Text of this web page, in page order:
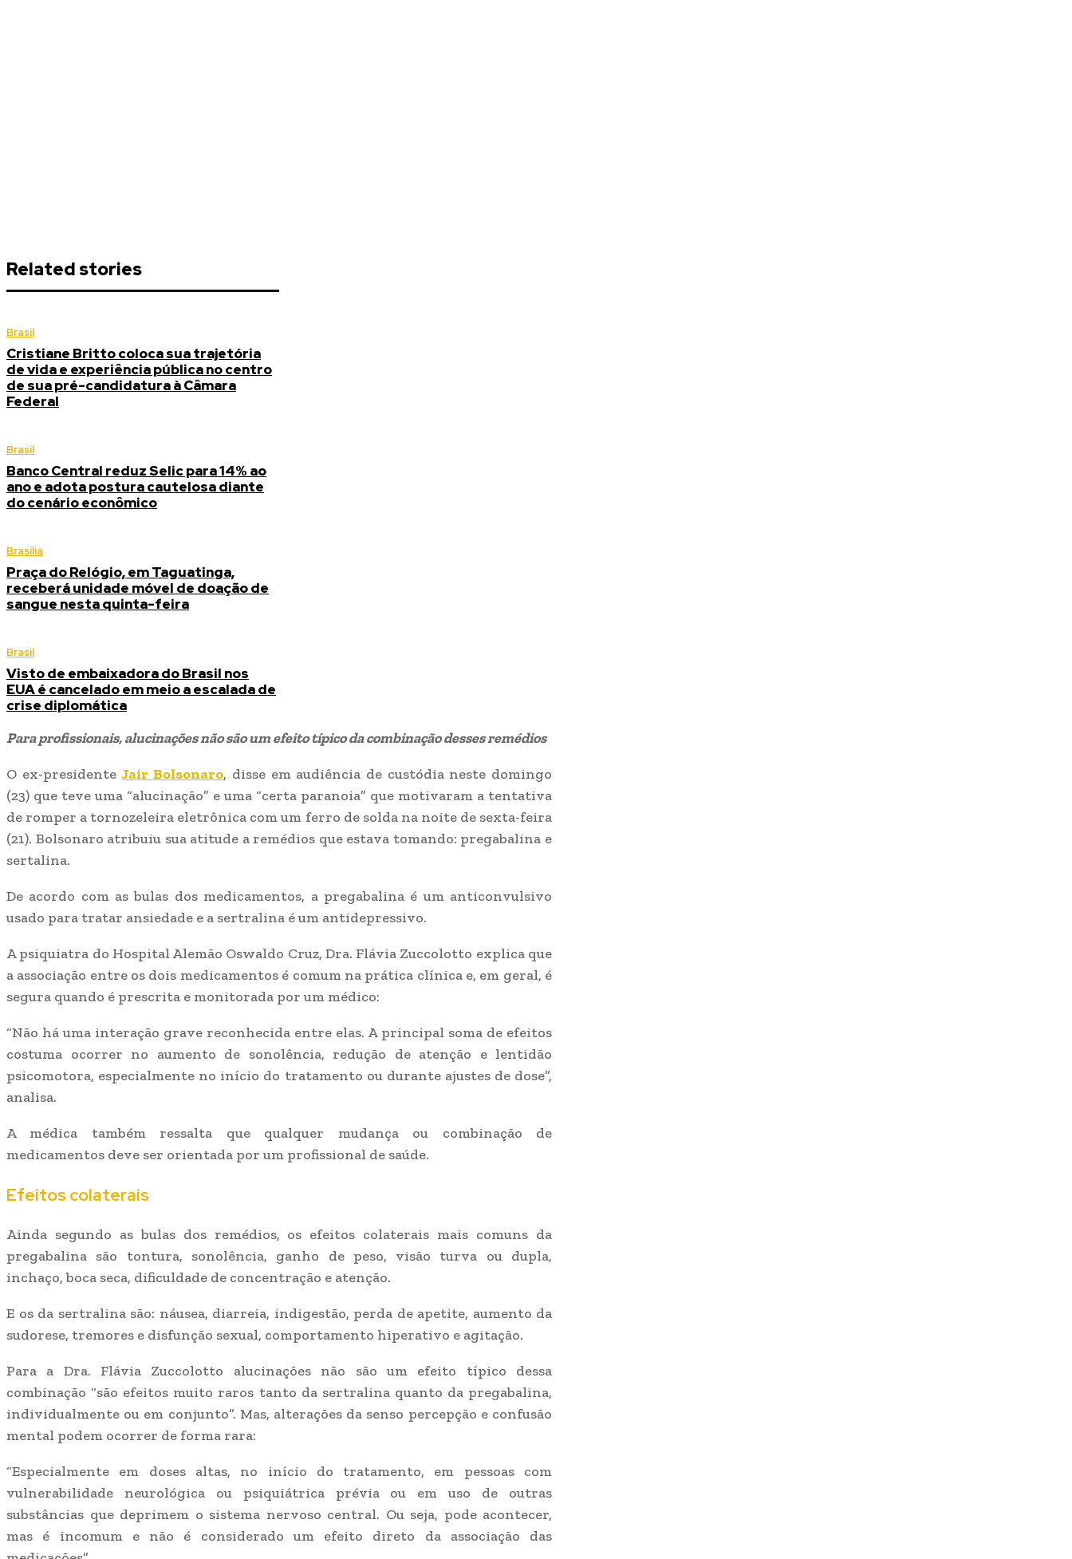
Related stories
Brasil
Cristiane Britto coloca sua trajetória
de vida e experiência pública no centro
de sua pré-candidatura à Câmara
Federal
Brasil
Banco Central reduz Selic para 14% ao
ano e adota postura cautelosa diante
do cenário econômico
Brasília
Praça do Relógio, em Taguatinga,
receberá unidade móvel de doação de
sangue nesta quinta-feira
Brasil
Visto de embaixadora do Brasil nos
EUA é cancelado em meio a escalada de
crise diplomática
Para profissionais, alucinações não são um efeito típico da combinação desses remédios
O ex-presidenteJair Bolsonaro, disse em audiência de custódia neste domingo
(23) que teve uma “alucinação” e uma “certa paranoia” que motivaram a tentativa
de romper a tornozeleira eletrônica com um ferro de solda na noite de sexta-feira
(21). Bolsonaro atribuiu sua atitude a remédios que estava tomando: pregabalina e
sertalina.
De acordo com as bulas dos medicamentos, a pregabalina é um anticonvulsivo
usado para tratar ansiedade e a sertralina é um antidepressivo.
A psiquiatra do Hospital Alemão Oswaldo Cruz, Dra. Flávia Zuccolotto explica que
a associação entre os dois medicamentos é comum na prática clínica e, em geral, é
segura quando é prescrita e monitorada por um médico:
“Não há uma interação grave reconhecida entre elas. A principal soma de efeitos
costuma ocorrer no aumento de sonolência, redução de atenção e lentidão
psicomotora, especialmente no início do tratamento ou durante ajustes de dose”,
analisa.
A médica também ressalta que qualquer mudança ou combinação de
medicamentos deve ser orientada por um profissional de saúde.
Efeitos colaterais
Ainda segundo as bulas dos remédios, os efeitos colaterais mais comuns da
pregabalina são tontura, sonolência, ganho de peso, visão turva ou dupla,
inchaço, boca seca, dificuldade de concentração e atenção.
E os da sertralina são: náusea, diarreia, indigestão, perda de apetite, aumento da
sudorese, tremores e disfunção sexual, comportamento hiperativo e agitação.
Para a Dra. Flávia Zuccolotto alucinações não são um efeito típico dessa
combinação “são efeitos muito raros tanto da sertralina quanto da pregabalina,
individualmente ou em conjunto”. Mas, alterações da senso percepção e confusão
mental podem ocorrer de forma rara:
“Especialmente em doses altas, no início do tratamento, em pessoas com
vulnerabilidade neurológica ou psiquiátrica prévia ou em uso de outras
substâncias que deprimem o sistema nervoso central. Ou seja, pode acontecer,
mas é incomum e não é considerado um efeito direto da associação das